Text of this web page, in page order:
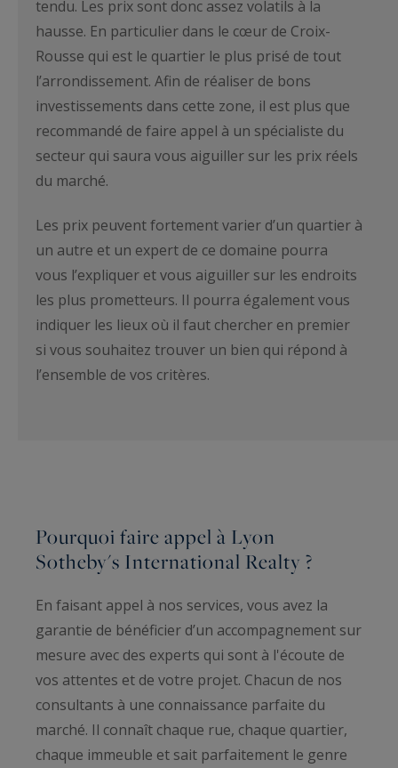
tendu. Les prix sont donc assez volatils à la
hausse. En particulier dans le cœur de Croix-
Rousse qui est le quartier le plus prisé de tout
l’arrondissement. Afin de réaliser de bons
investissements dans cette zone, il est plus que
recommandé de faire appel à un spécialiste du
secteur qui saura vous aiguiller sur les prix réels
du marché.
Les prix peuvent fortement varier d’un quartier à
un autre et un expert de ce domaine pourra
vous l’expliquer et vous aiguiller sur les endroits
les plus prometteurs. Il pourra également vous
indiquer les lieux où il faut chercher en premier
si vous souhaitez trouver un bien qui répond à
l’ensemble de vos critères.
Pourquoi faire appel à Lyon
Sotheby's International Realty ?
En faisant appel à nos services, vous avez la
garantie de bénéficier d’un accompagnement sur
mesure avec des experts qui sont à l'écoute de
vos attentes et de votre projet. Chacun de nos
consultants à une connaissance parfaite du
marché. Il connaît chaque rue, chaque quartier,
chaque immeuble et sait parfaitement le genre